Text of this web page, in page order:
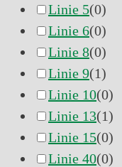
Linie 5(0)
Linie 6(0)
Linie 8(0)
Linie 9(1)
Linie 10(0)
Linie 13(1)
Linie 15(0)
Linie 40(0)